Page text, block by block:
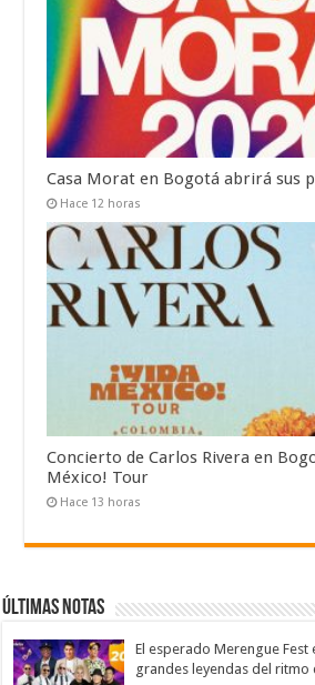
Casa Morat en Bogotá abrirá sus
Hace 12 horas
Concierto de Carlos Rivera en
México! Tour
Hace 13 horas
Últimas notas
El esperado Merengue
grandes leyendas del ritmo